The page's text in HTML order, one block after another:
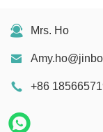
Mrs. Ho
+86